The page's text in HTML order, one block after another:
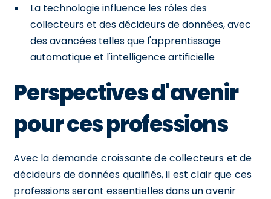
La technologie influence les rôles des
collecteurs et des décideurs de données, avec
des avancées telles que l'apprentissage
automatique et l'intelligence artificielle
Perspectives d'avenir
pour ces professions
Avec la demande croissante de collecteurs et de
décideurs de données qualifiés, il est clair que ces
professions seront essentielles dans un avenir